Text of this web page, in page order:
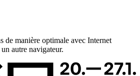
de manière optimale avec Internet
autre navigateur.